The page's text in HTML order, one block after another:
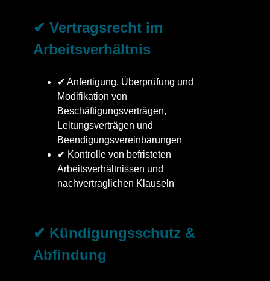
✔ Vertragsrecht im
Arbeitsverhältnis
✔ Anfertigung, Überprüfung und
Modifikation von
Beschäftigungsverträgen,
Leitungsverträgen und
Beendigungsvereinbarungen
✔ Kontrolle von befristeten
Arbeitsverhältnissen und
nachvertraglichen Klauseln
✔ Kündigungsschutz &
Abfindung